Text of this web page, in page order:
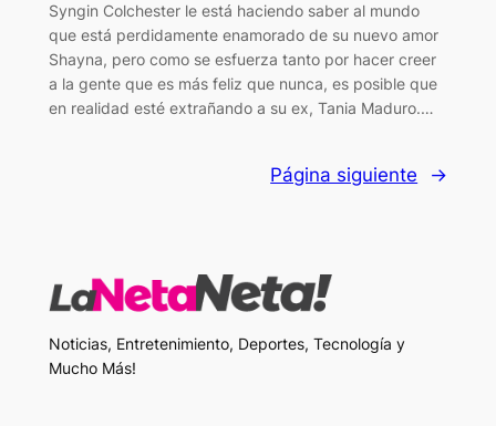
Syngin Colchester le está haciendo saber al mundo
que está perdidamente enamorado de su nuevo amor
Shayna, pero como se esfuerza tanto por hacer creer
a la gente que es más feliz que nunca, es posible que
en realidad esté extrañando a su ex, Tania Maduro.…
Página siguiente →
Noticias, Entretenimiento, Deportes, Tecnología y
Mucho Más!